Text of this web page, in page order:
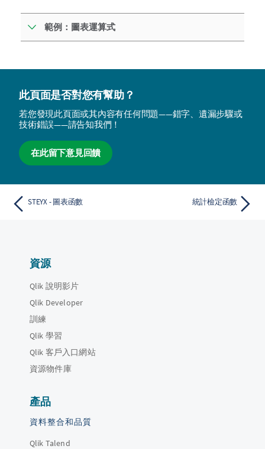
範例：圖表運算式
此頁面是否對您有幫助？
若您發現此頁面或其內容有任何問題——錯字、遺漏步驟或
技術錯誤——請告知我們！
在此留下意見回饋
STEYX - 圖表函數 統計檢定函數
資源
Qlik 說明影片
Qlik Developer
訓練
Qlik 學習
Qlik 客戶入口網站
資源物件庫
產品
資料整合和品質
Qlik Talend